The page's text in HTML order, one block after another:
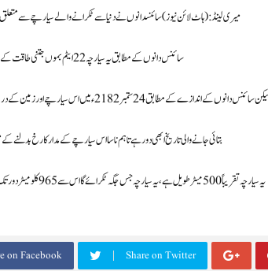
میری لینڈ: (ہاٹ لائن نیوز) سائنسدانوں نے دنیا سے ٹکرانےوالے سیارچےسےمتعلق
سائنس دانوں کے مطابق یہ سیارچہ 22 ایٹم بموں جتنی طاقت کے ساتھ دنیا سے ٹکرائے گا۔
بتائی جانے والی تاریخ ابھی دور ہے تاہم ناسا اس سیارچے کے مدار کا رخ بدلنے
یہ سیارچہ تقریباً 500 میٹر طویل ہے ، یہ سیارچہ جس جگہ ٹکرائے گا اس سے 965 کلو میٹر دور تک خوب تباہی پھیلائے گا۔
on Facebook Share on Twitter